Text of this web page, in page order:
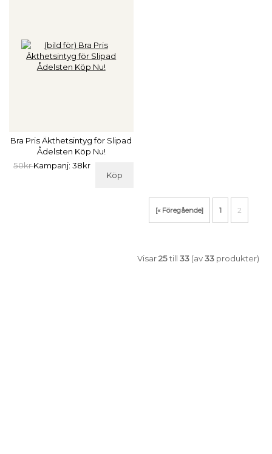
Bra Pris Äkthetsintyg för Slipad
Ådelsten Köp Nu!
50krKampanj: 38kr
Köp
[« Föregående] 1 2
Visar25till33 (av33 produkter)